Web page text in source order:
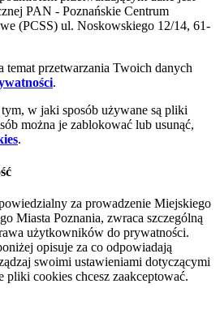
PAN - Poznańskie Centrum
(PCSS) ul. Noskowskiego 12/14, 61-
temat przetwarzania Twoich danych
.
w jaki sposób używane są pliki
można je zablokować lub usunąć,
.
za prowadzenie Miejskiego
Miasta Poznania, zwraca szczególną
użytkowników do prywatności.
opisuje za co odpowiadają
swoimi ustawieniami dotyczącymi
cookies chcesz zaakceptować.